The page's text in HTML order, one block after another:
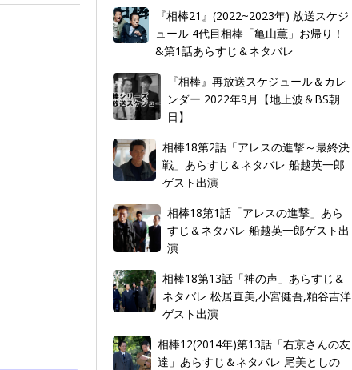
『相棒21』(2022~2023年) 放送スケジ
ュール 4代目相棒「亀山薫」お帰り！
&第1話あらすじ＆ネタバレ
『相棒』再放送スケジュール＆カレ
ンダー 2022年9月【地上波＆BS朝
日】
相棒18第2話「アレスの進撃～最終決
戦」あらすじ＆ネタバレ 船越英一郎
ゲスト出演
相棒18第1話「アレスの進撃」あら
すじ＆ネタバレ 船越英一郎ゲスト出
演
相棒18第13話「神の声」あらすじ＆
ネタバレ 松居直美,小宮健吾,粕谷吉洋
ゲスト出演
相棒12(2014年)第13話「右京さんの友
達」あらすじ＆ネタバレ 尾美としの